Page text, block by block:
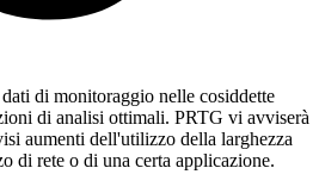
di monitoraggio nelle cosiddette
di analisi ottimali. PRTG vi avviserà
aumenti dell'utilizzo della larghezza
di rete o di una certa applicazione.